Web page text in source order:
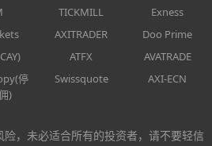
TICKMILL
Exness
AXITRADER
Doo Prime
ATFX
AVATRADE
停
)
Swissquote AXI-ECN
，未必适合所有的投资者，请不要轻信